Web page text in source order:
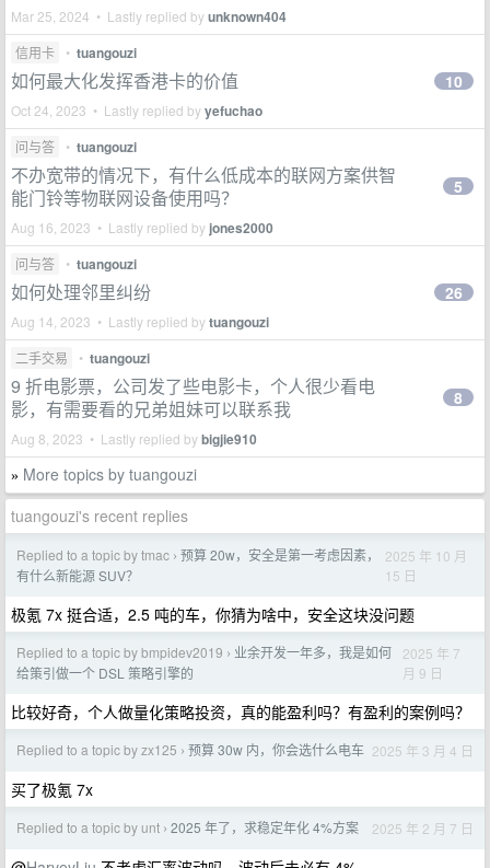
Mar 25, 2024 • Lastly replied byunknown404
信用卡 • tuangouzi
如何最大化发挥香港卡的价值
Oct 24, 2023 • Lastly replied byyefuchao
10
问与答 • tuangouzi
不办宽带的情况下，有什么低成本的联网方案供智
能门铃等物联网设备使用吗？
Aug 16, 2023 • Lastly replied by jones2000
5
问与答 • tuangouzi
如何处理邻里纠纷
Aug 14, 2023 • Lastly replied bytuangouzi
26
二手交易 • tuangouzi
9 折电影票，公司发了些电影卡，个人很少看电
影，有需要看的兄弟姐妹可以联系我
Aug 8, 2023 • Lastly replied bybigjie910
8
» More topics by tuangouzi
tuangouzi's recent replies
Replied to a topic by tmac › 预算 20w，安全是第一考虑因素，
有什么新能源 SUV？
2025 年 10 月
15 日
极氪 7x 挺合适，2.5 吨的车，你猜为啥中，安全这块没问题
Replied to a topic by bmpidev2019 › 业余开发一年多，我是如何
给策引做一个 DSL 策略引擎的
2025 年 7
月 9 日
比较好奇，个人做量化策略投资，真的能盈利吗？有盈利的案例吗？
Replied to a topic by zx125 › 预算 30w 内，你会选什么电车 2025 年 3 月 4 日
买了极氪 7x
Replied to a topic by unt › 2025 年了，求稳定年化 4%方案 2025 年 2 月 7 日